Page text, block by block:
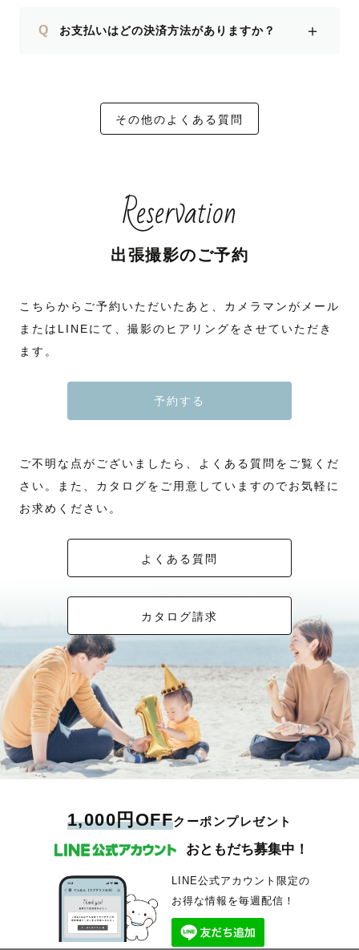
Q お支払いはどの決済方法がありますか？ ＋
その他のよくある質問
Reservation
出張撮影のご予約
こちらからご予約いただいたあと、カメラマンがメール
またはLINEにて、撮影のヒアリングをさせていただき
ます。
予約する
ご不明な点がございましたら、よくある質問をご覧くだ
さい。また、カタログをご用意していますのでお気軽に
お求めください。
よくある質問
カタログ請求
1,000円OFFクーポンプレゼント
おともだち募集中！
LINE公式アカウント限定の
お得な情報を毎週配信！